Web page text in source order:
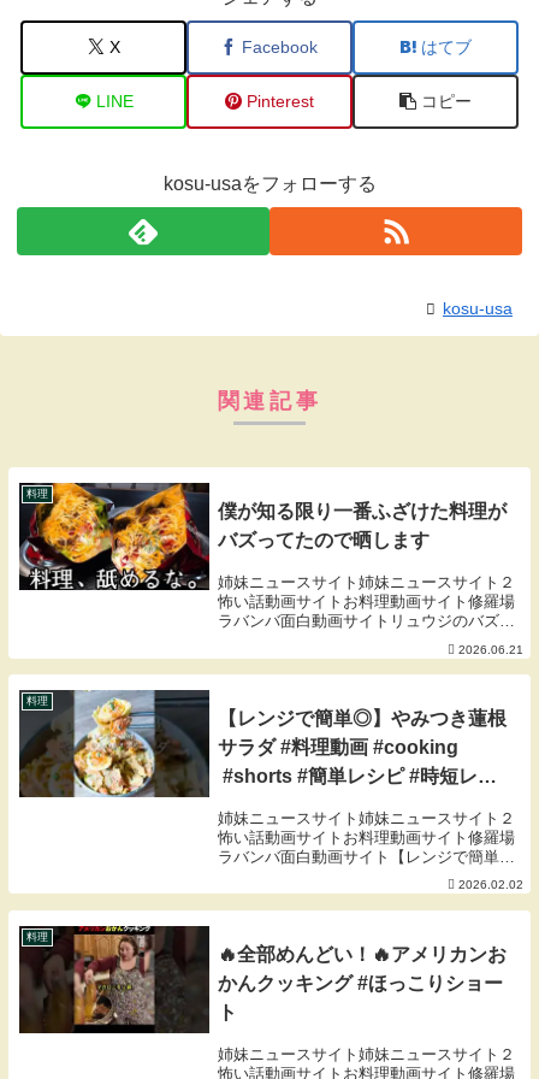
X Facebook はてブ
LINE Pinterest コピー
kosu-usaをフォローする
kosu-usa
関連記事
料理
僕が知る限り一番ふざけた料理が
バズってたので晒します
姉妹ニュースサイト姉妹ニュースサイト２
怖い話動画サイトお料理動画サイト修羅場
ラバンバ面白動画サイトリュウジのバズレ
シピショップ00:00 オープニング01:46 具
材下ごしらえ07:44 ソース作成10:39 実食
ポンのみ － お酒の電動デ...
2026.06.21
料理
【レンジで簡単◎】やみつき蓮根
サラダ #料理動画 #cooking
#shorts #簡単レシピ #時短レシ
レシピ #おうちごはん
姉妹ニュースサイト姉妹ニュースサイト２
怖い話動画サイトお料理動画サイト修羅場
ラバンバ面白動画サイト【レンジで簡単
◎】やみつき蓮根サラダ【材料】2~3人分
⏰10分 ・蓮根…150g・にんじん…1/2本・
茹で卵…2個・酢…大さじ1/2☆鰹節…...
2026.02.02
料理
🔥全部めんどい！🔥アメリカンお
かんクッキング #ほっこりショー
ト
姉妹ニュースサイト姉妹ニュースサイト２
怖い話動画サイトお料理動画サイト修羅場